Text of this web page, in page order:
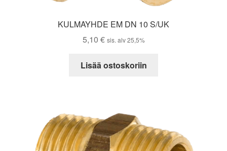
KULMAYHDE EM DN 10 S/UK
5,10 € sis. alv 25,5%
Lisää ostoskoriin